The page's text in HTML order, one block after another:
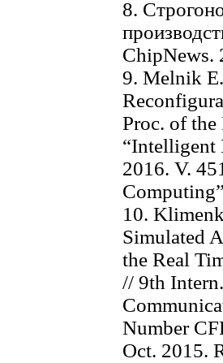
8.
9. Melnik
Proc. of
“Intelligent
2016. V.
10.
Simulated
the Real
// 9th
Number
Oct. 2015.